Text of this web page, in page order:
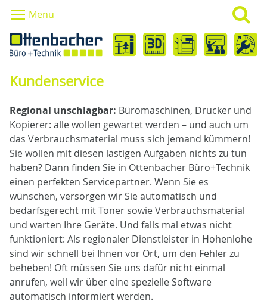
Menu
Kundenservice
Regional unschlagbar: Büromaschinen, Drucker und
Kopierer: alle wollen gewartet werden – und auch um
das Verbrauchsmaterial muss sich jemand kümmern!
Sie wollen mit diesen lästigen Aufgaben nichts zu tun
haben? Dann finden Sie in Ottenbacher Büro+Technik
einen perfekten Servicepartner. Wenn Sie es
wünschen, versorgen wir Sie automatisch und
bedarfsgerecht mit Toner sowie Verbrauchsmaterial
und warten Ihre Geräte. Und falls mal etwas nicht
funktioniert: Als regionaler Dienstleister in Hohenlohe
sind wir schnell bei Ihnen vor Ort, um den Fehler zu
beheben! Oft müssen Sie uns dafür nicht einmal
anrufen, weil wir über eine spezielle Software
automatisch informiert werden.